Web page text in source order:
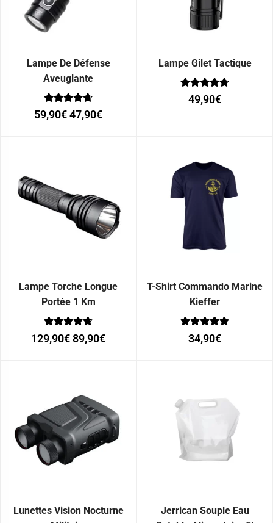
Lampe De Défense
Aveuglante
Note
0
59,90€47,90€
Lampe Gilet Tactique
Note
0
49,90€
Lampe Torche Longue
Portée 1 Km
Note
0
129,90€89,90€
T-Shirt Commando Marine
Kieffer
Note
0
34,90€
Lunettes Vision Nocturne
Jerrican Souple Eau